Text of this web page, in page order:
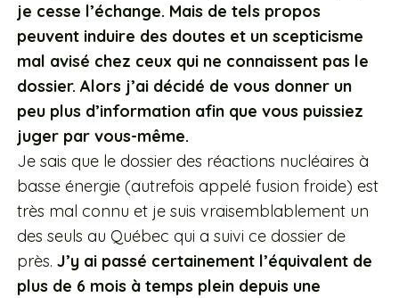
je cesse l’échange. Mais de tels propos
peuvent induire des doutes et un scepticisme
mal avisé chez ceux qui ne connaissent pas le
dossier. Alors j’ai décidé de vous donner un
peu plus d’information afin que vous puissiez
juger par vous-même.
Je sais que le dossier des réactions nucléaires à
basse énergie (autrefois appelé fusion froide) est
très mal connu et je suis vraisemblablement un
des seuls au Québec qui a suivi ce dossier de
près. J’y ai passé certainement l’équivalent de
plus de 6 mois à temps plein depuis une